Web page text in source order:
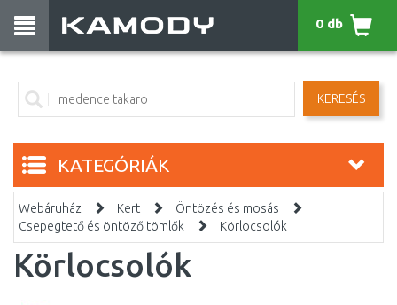
KERESÉS
0 db
KATEGÓRIÁK
Webáruház Kert
Öntözés és mosás
Csepegtető és öntöző tömlők
Körlocsolók
Körlocsolók